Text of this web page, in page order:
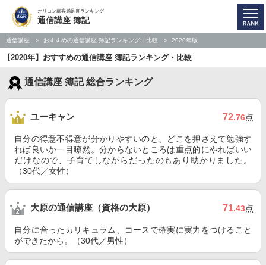
オリコン顧客満足度ランキング
通信講座 簿記
通信講座 おすすめの通信講座 簿記ランキング・比較 2020年版
【2020年】おすすめの通信講座 簿記ランキング・比較
通信講座 簿記 総合ランキング
ユーキャン 72.76点
自分の得意不得意が分かりやすいのと、どこを押さえて勉強す
れば良いか一目瞭然。分からないところは重点的にやればいい
だけなので、子育てしながらだったのもあり助かりました。
（30代／女性）
大原の通信講座（資格の大原） 71.43点
自分に合ったカリキュラム、コースで確実に実力をつけること
ができたから。（30代／男性）